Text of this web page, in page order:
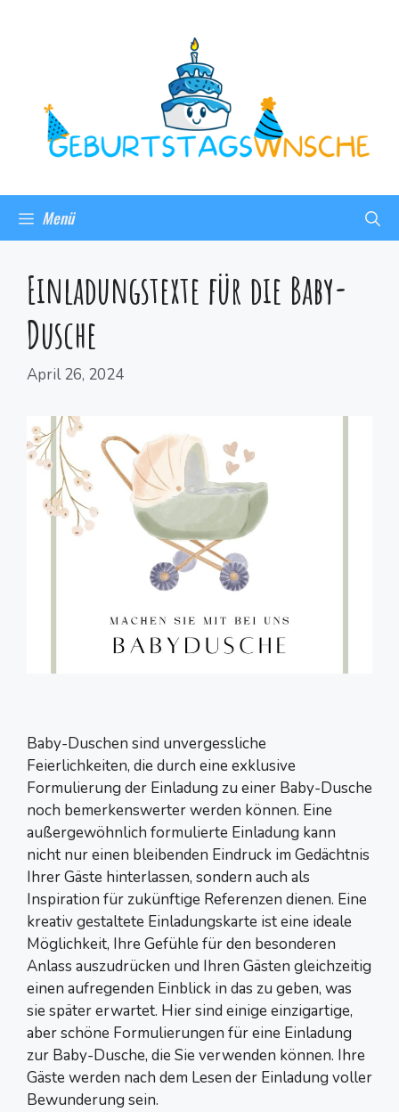
Menü
Einladungstexte für die Baby-
Dusche
April 26, 2024
Baby-Duschen sind unvergessliche
Feierlichkeiten, die durch eine exklusive
Formulierung der Einladung zu einer Baby-Dusche
noch bemerkenswerter werden können. Eine
außergewöhnlich formulierte Einladung kann
nicht nur einen bleibenden Eindruck im Gedächtnis
Ihrer Gäste hinterlassen, sondern auch als
Inspiration für zukünftige Referenzen dienen. Eine
kreativ gestaltete Einladungskarte ist eine ideale
Möglichkeit, Ihre Gefühle für den besonderen
Anlass auszudrücken und Ihren Gästen gleichzeitig
einen aufregenden Einblick in das zu geben, was
sie später erwartet. Hier sind einige einzigartige,
aber schöne Formulierungen für eine Einladung
zur Baby-Dusche, die Sie verwenden können. Ihre
Gäste werden nach dem Lesen der Einladung voller
Bewunderung sein.